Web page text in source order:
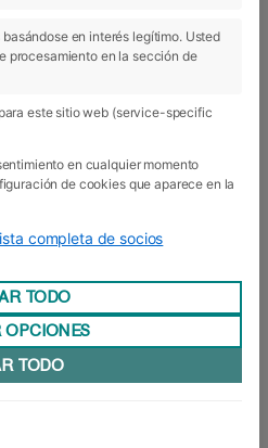
para
para el curso 2020/2021
en interés legítimo. Usted
procesamiento en la sección de
este sitio web (service-specific
en cualquier momento
de cookies que aparece en la
completa de socios
TODO
OPCIONES
TODO